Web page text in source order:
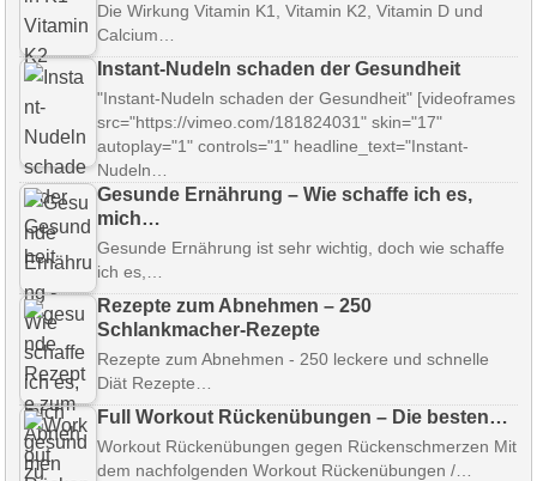
Die Wirkung Vitamin K1, Vitamin K2, Vitamin D und
Calcium…
Instant-Nudeln schaden der Gesundheit
"Instant-Nudeln schaden der Gesundheit" [videoframes
src="https://vimeo.com/181824031" skin="17"
autoplay="1" controls="1" headline_text="Instant-
Nudeln…
Gesunde Ernährung – Wie schaffe ich es,
mich…
Gesunde Ernährung ist sehr wichtig, doch wie schaffe
ich es,…
Rezepte zum Abnehmen – 250
Schlankmacher-Rezepte
Rezepte zum Abnehmen - 250 leckere und schnelle
Diät Rezepte…
Full Workout Rückenübungen – Die besten…
Workout Rückenübungen gegen Rückenschmerzen Mit
dem nachfolgenden Workout Rückenübungen /…